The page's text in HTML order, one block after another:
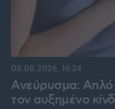
Ανεύρυσμα: Απλό
τον αυξημένο
08.08.2026, 16:24